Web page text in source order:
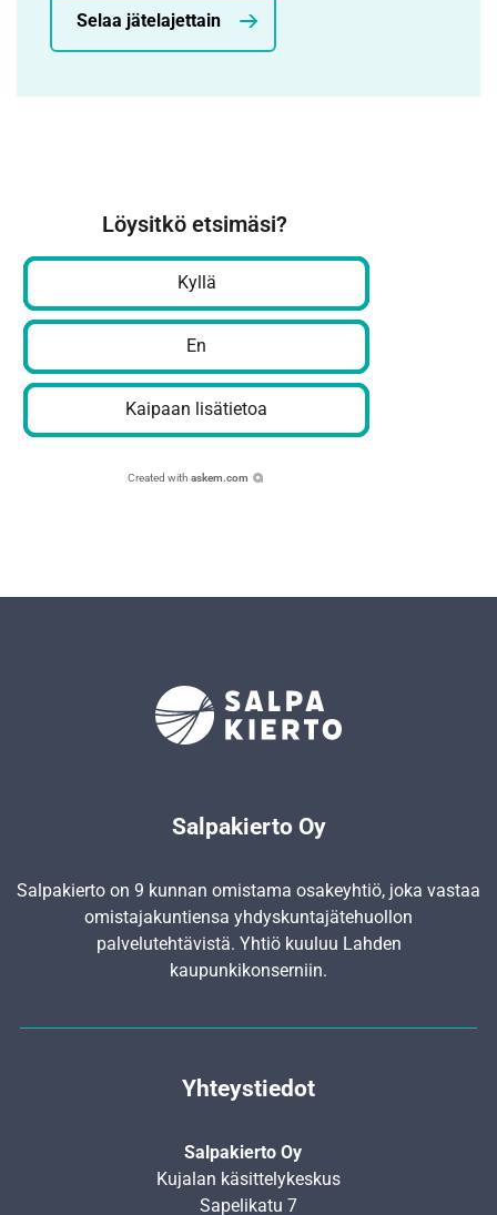
Selaa jätelajettain
Löysitkö etsimäsi?
Kyllä
En
Kaipaan lisätietoa
Created with askem.com
Salpakierto Oy
Salpakierto on 9 kunnan omistama osakeyhtiö, joka vastaa
omistajakuntiensa yhdyskunta­jätehuollon
palvelutehtävistä. Yhtiö kuuluu Lahden
kaupunkikonserniin.
Yhteystiedot
Salpakierto Oy
Kujalan käsittelykeskus
Sapelikatu 7